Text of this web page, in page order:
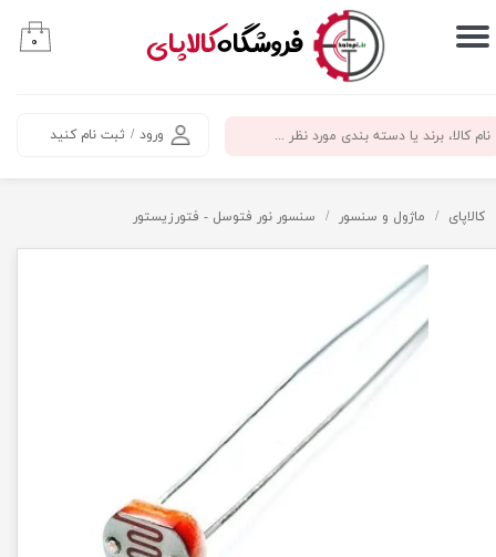
​فروشگاهکالاپای
ورود / ثبت نام کنید
حساب کاربری من
سفارشات
۰
کالاپای ماژول و سنسور سنسور نور فتوسل - فتورزیستور